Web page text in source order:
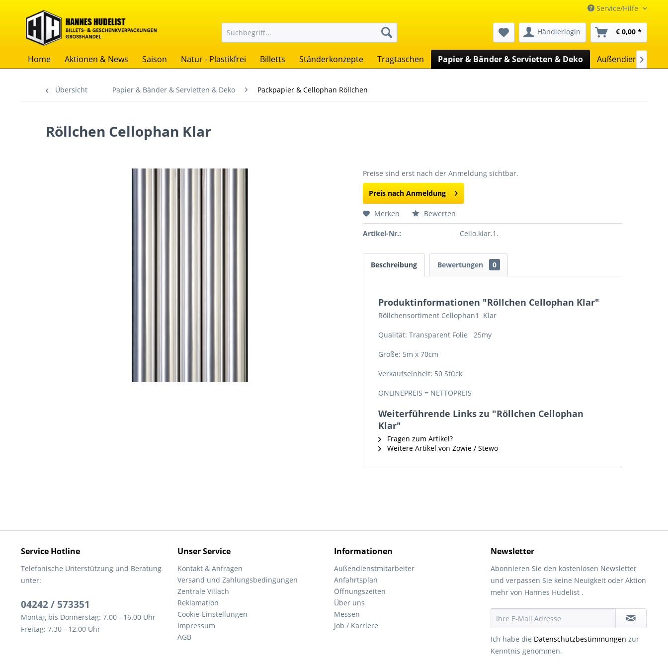
Service/Hilfe
Händlerlogin € 0,00 *
Home Aktionen & News Saison Natur - Plastikfrei Billetts Ständerkonzepte Tragtaschen Papier & Bänder & Servietten & Deko Außendienst

Übersicht Papier & Bänder & Servietten & Deko Packpapier & Cellophan Röllchen
Röllchen Cellophan Klar
Preise sind erst nach der Anmeldung sichtbar.
Preis nach Anmeldung
Merken Bewerten
Artikel-Nr.: Cello.klar.1.
Beschreibung Bewertungen 0
Produktinformationen "Röllchen Cellophan Klar"
Röllchensortiment Cellophan1 Klar
Qualität: Transparent Folie 25my
Größe: 5m x 70cm
Verkaufseinheit: 50 Stück
ONLINEPREIS = NETTOPREIS
Weiterführende Links zu "Röllchen Cellophan
Klar"
Fragen zum Artikel?
Weitere Artikel von Zöwie / Stewo
Service Hotline
Telefonische Unterstützung und Beratung
unter:
04242 / 573351
Montag bis Donnerstag: 7.00 - 16.00 Uhr
Freitag: 7.30 - 12.00 Uhr
Unser Service
Kontakt & Anfragen
Versand und Zahlungsbedingungen
Zentrale Villach
Reklamation
Cookie-Einstellungen
Impressum
AGB
Informationen
Außendienstmitarbeiter
Anfahrtsplan
Öffnungszeiten
Über uns
Messen
Job / Karriere
Newsletter
Abonnieren Sie den kostenlosen Newsletter
und verpassen Sie keine Neuigkeit oder Aktion
mehr von Hannes Hudelist .
Ich habe die Datenschutzbestimmungen zur
Kenntnis genommen.